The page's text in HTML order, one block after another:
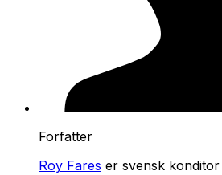
Forfatter
Roy Fares er svensk